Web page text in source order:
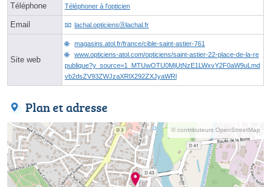
Téléphone Téléphoner à l'opticien
Email lachal.opticiensⓐlachal.fr
Site web
magasins.atol.fr/france/cible-saint-astier-761
www.opticiens-atol.com/opticiens/saint-astier-22-place-de-la-re
publique?y_source=1_MTUwOTU0MjUtNzE1LWxvY2F0aW9uLmd
vb2dsZV93ZWJzaXRlX292ZXJyaWRl
Plan et adresse
© contributeurs OpenStreetMap